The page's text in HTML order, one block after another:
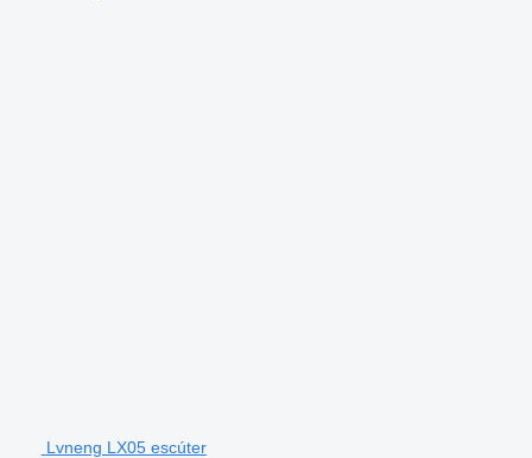
Lvneng LX05 escúter